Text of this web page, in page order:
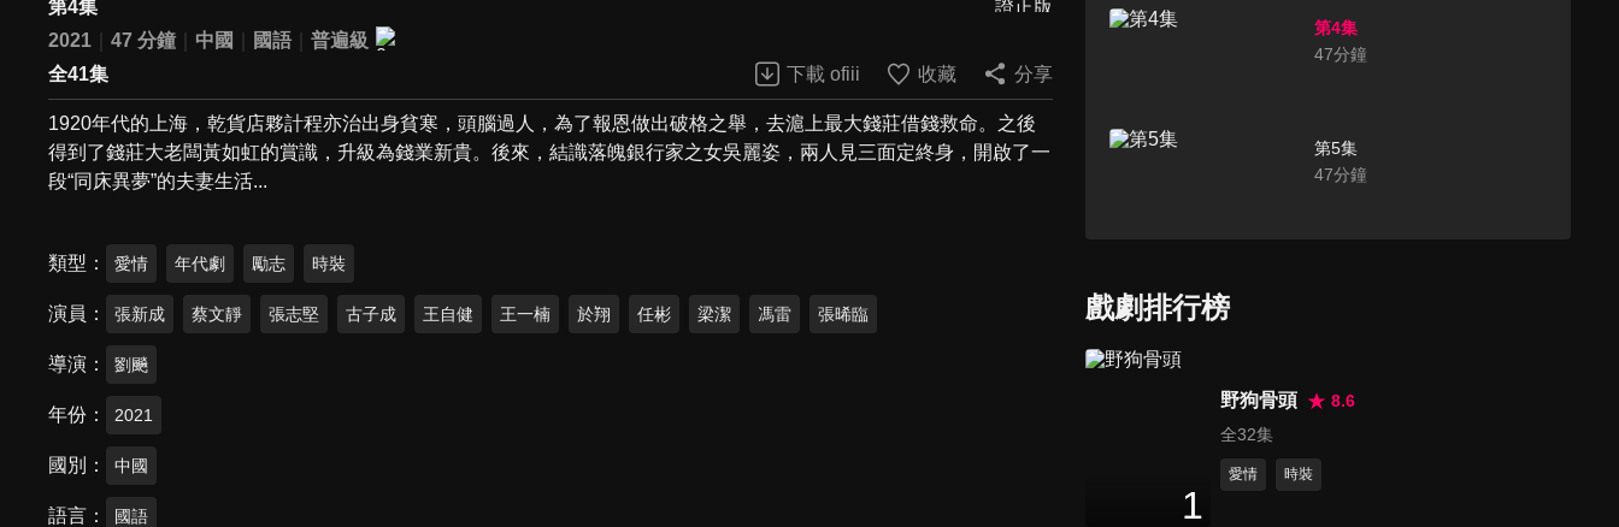
第4集
2021
47 分鐘 中國 國語
普遍級
全41集
下載 ofiii 收藏 分享
1920年代的上海，乾貨店夥計程亦治出身貧寒，頭腦過人，為了報恩做出破格之舉，去滬上最大錢莊借錢救命。之後
得到了錢莊大老闆黃如虹的賞識，升級為錢業新貴。後來，結識落魄銀行家之女吳麗姿，兩人見三面定終身，開啟了一
段“同床異夢”的夫妻生活...
類型 愛情 年代劇 勵志 時裝
演員 張新成 蔡文靜 張志堅 古子成 王自健 王一楠 於翔 任彬 梁潔 馮雷 張晞臨
導演 劉飈
年份 2021
國別 中國
語言 國語
第4集
47分鐘
第5集
47分鐘
47
戲劇排行榜
1
野狗骨頭
8.6
全32集
愛情 時裝